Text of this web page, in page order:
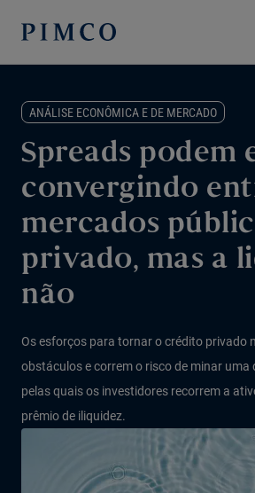
ANÁLISE ECONÔMICA E DE MERCADO
Spreads podem
convergindo
mercados
privado, mas a
não
Os esforços para tornar o crédito privado
obstáculos e correm o risco de minar uma
pelas quais os investidores recorrem a
prêmio de iliquidez.